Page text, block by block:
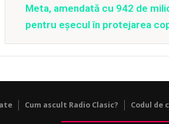
Meta, amendată cu 942 de
pentru eșecul în protejarea
Cum ascult Radio Clasic? Codul de